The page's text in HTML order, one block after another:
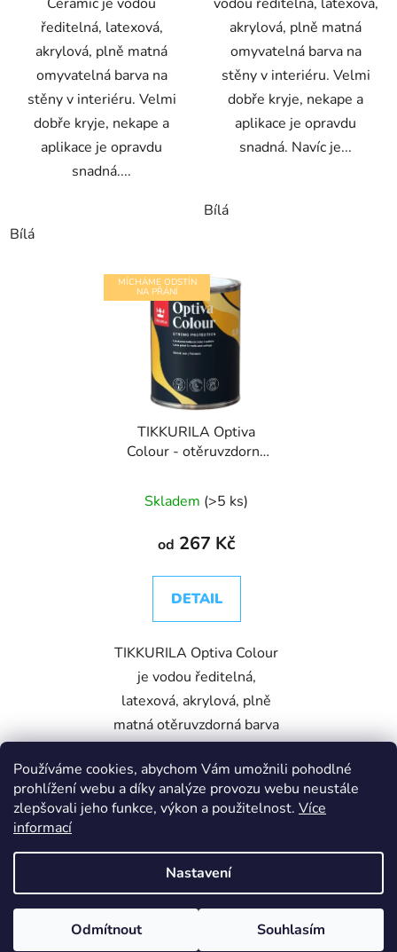
Používáme cookies, abychom Vám umožnili pohodlné
prohlížení webu a díky analýze provozu webu neustále
zlepšovali jeho funkce, výkon a použitelnost. Více
informací
Nastavení
Odmítnout Souhlasím
Z důvodu dovolených je zákaznická linka mimo provoz. Pište
ředitelná, latexová,
akrylová, plně matná
omyvatelná barva na
stěny v interiéru. Velmi
dobře kryje, nekape a
aplikace je opravdu
snadná....
Bílá
akrylová, plně matná
omyvatelná barva na
stěny v interiéru. Velmi
dobře kryje, nekape a
aplikace je opravdu
snadná. Navíc je...
Bílá
MÍCHÁME ODSTÍN
NA PŘÁNÍ
TIKKURILA Optiva
Colour - otěruvzdorná
Skladem (>5 ks)
od 267 Kč
DETAIL
TIKKURILA Optiva Colour
je vodou ředitelná,
latexová, akrylová, plně
matná otěruvzdorná barva
Velmi dobře kryje, nekape
a aplikace je opravdu
snadná.
Vytvořil Shoptet